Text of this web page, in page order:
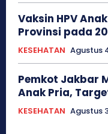
Vaksin HPV
Provinsi pada
KESEHATAN Agustus
Pemkot Jakbar
Anak Pria,
KESEHATAN Agustus